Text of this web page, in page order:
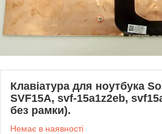
Клавіатура для ноутбука
SVF15A, svf-15a1z2eb,
без рамки).
Немає в наявності